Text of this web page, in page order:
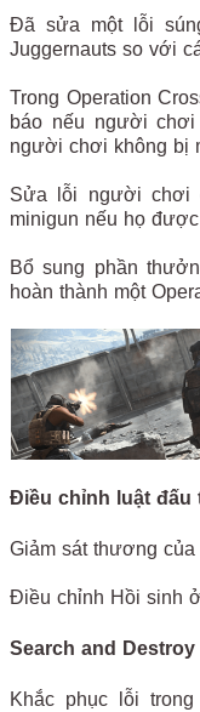
Đã sửa một lỗi
Juggernauts so với
Trong Operation
báo nếu người
người chơi không bị
Sửa lỗi người chơi
minigun nếu họ
Bổ sung phần
hoàn thành một
Điều chỉnh luật đấu
Giảm sát thương
Điều chỉnh Hồi sinh
Search and Destroy
Khắc phục lỗi